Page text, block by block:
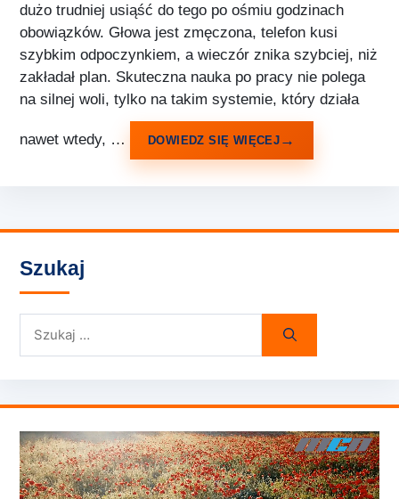
dużo trudniej usiąść do tego po ośmiu godzinach
obowiązków. Głowa jest zmęczona, telefon kusi
szybkim odpoczynkiem, a wieczór znika szybciej, niż
zakładał plan. Skuteczna nauka po pracy nie polega
na silnej woli, tylko na takim systemie, który działa
nawet wtedy, … DOWIEDZ SIĘ WIĘCEJ
Szukaj